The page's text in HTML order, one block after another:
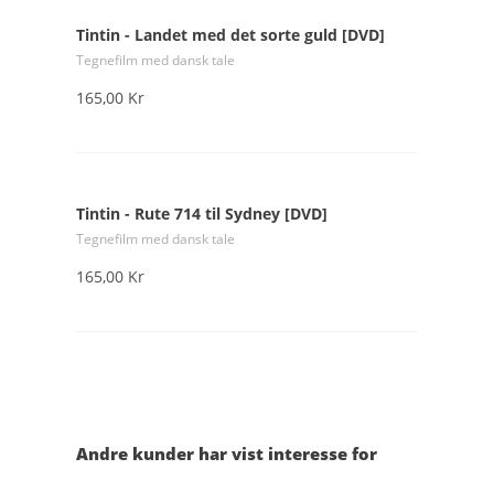
Tintin - Landet med det sorte guld [DVD]
Tegnefilm med dansk tale
165,00 Kr
Tintin - Rute 714 til Sydney [DVD]
Tegnefilm med dansk tale
165,00 Kr
Andre kunder har vist interesse for